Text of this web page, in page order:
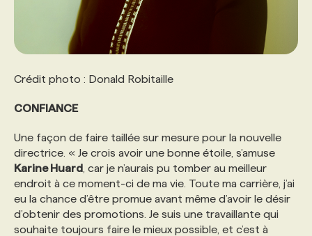
Crédit photo : Donald Robitaille
CONFIANCE
Une façon de faire taillée sur mesure pour la nouvelle
directrice. « Je crois avoir une bonne étoile, s’amuse
Karine Huard , car je n’aurais pu tomber au meilleur
endroit à ce moment-ci de ma vie. Toute ma carrière, j’ai
eu la chance d’être promue avant même d’avoir le désir
d’obtenir des promotions. Je suis une travaillante qui
souhaite toujours faire le mieux possible, et c’est à